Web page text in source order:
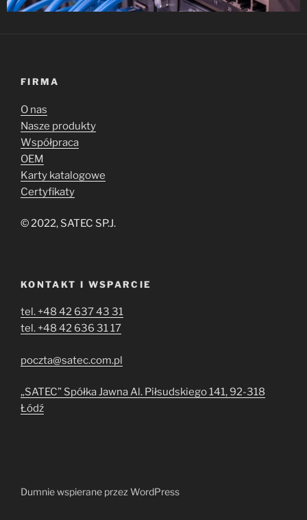
FIRMA
O nas
Nasze produkty
Współpraca
OEM
Karty katalogowe
Certyfikaty
© 2022, SATEC SP.J.
KONTAKT I WSPARCIE
tel. +48 42 637 43 31
tel. +48 42 636 31 17
poczta@satec.com.pl
„SATEC” Spółka Jawna Al. Piłsudskiego 141, 92-318
Łódź
Dumnie wspierane przez WordPress